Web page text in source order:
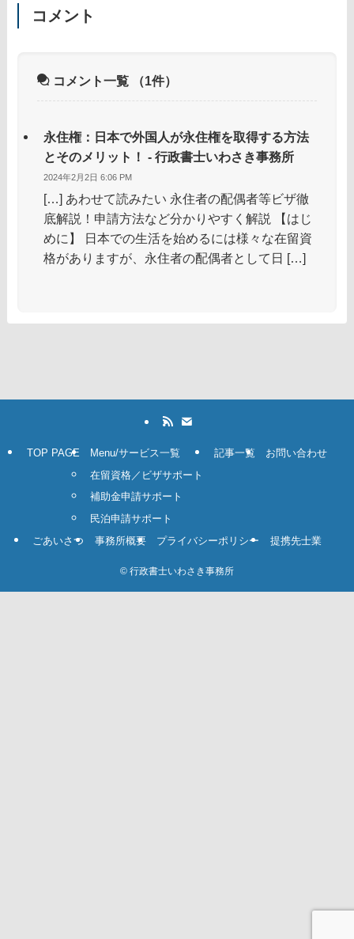
コメント
コメント一覧 （1件）
永住権：日本で外国人が永住権を取得する方法
とそのメリット！ - 行政書士いわさき事務所
2024年2月2日 6:06 PM
[…] あわせて読みたい 永住者の配偶者等ビザ徹
底解説！申請方法など分かりやすく解説 【はじ
めに】 日本での生活を始めるには様々な在留資
格がありますが、永住者の配偶者として日 […]
TOP PAGE
Menu/サービス一覧
在留資格／ビザサポート
補助金申請サポート
民泊申請サポート
記事一覧 お問い合わせ
ごあいさつ 事務所概要 プライバシーポリシー 提携先士業
© 行政書士いわさき事務所